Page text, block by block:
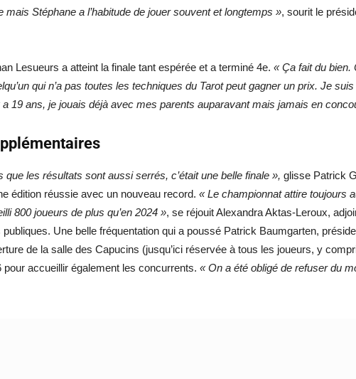
mais Stéphane a l’habitude de jouer souvent et longtemps », sourit le
Lesueurs a atteint la finale tant espérée et a terminé 4e. « Ça fait du bien.
qui n’a pas toutes les techniques du Tarot peut gagner un prix. Je
19 ans, je jouais déjà avec mes parents auparavant mais jamais en
que les résultats sont aussi serrés, c’était une belle finale », glisse Patrick
édition réussie avec un nouveau record. « Le championnat attire toujours
800 joueurs de plus qu’en 2024 », se réjouit Alexandra Aktas-Leroux,
Une belle fréquentation qui a poussé Patrick Baumgarten,
de la salle des Capucins (jusqu’ici réservée à tous les joueurs, y
pour accueillir également les concurrents. « On a été obligé de refuser du